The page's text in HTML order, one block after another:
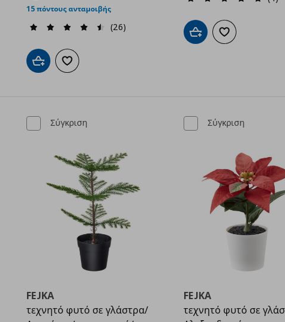
15 πόντους ανταμοιβής
(26)
Προσθήκη στο καλάθι
Προσθήκη στα αγαπημένα
Προσθήκη στο καλάθι
Προσθήκη στα
Σύγκριση
FEJKA
τεχνητό φυτό σε γλάστρα/
Σύγκριση
FEJKA
τεχνητό φυτό σε